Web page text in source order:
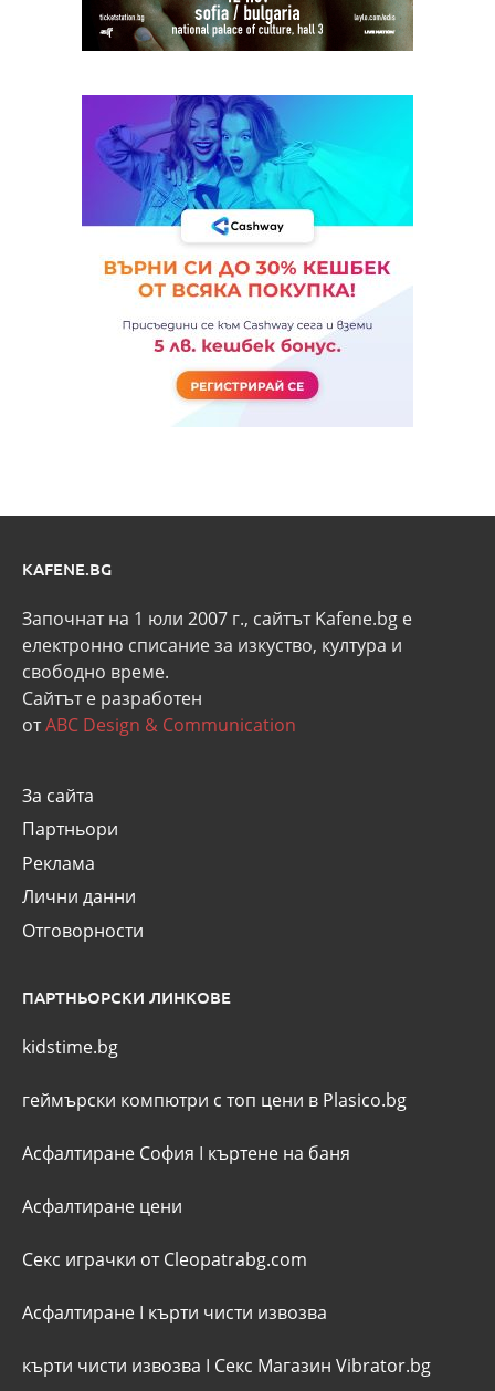
KAFENE.BG
Започнат на 1 юли 2007 г., сайтът Kafene.bg e
eлектронно списание за изкуство, култура и
свободно време.
Сайтът е разработен
отABC Design & Communication
За сайта
Партньори
Реклама
Лични данни
Отговорности
ПАРТНЬОРСКИ ЛИНКОВЕ
kidstime.bg
геймърски компютри с топ цени в Plasico.bg
Асфалтиране София I къртене на баня
Асфалтиране цени
Секс играчки от Cleopatrabg.com
Асфалтиране I кърти чисти извозва
кърти чисти извозва I Секс Магазин Vibrator.bg